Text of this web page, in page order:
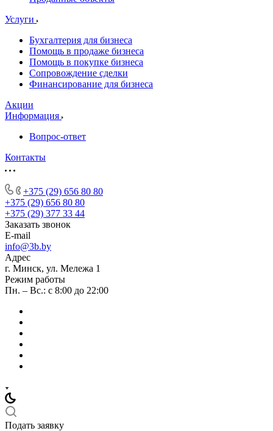
Услуги
Бухгалтерия для бизнеса
Помощь в продаже бизнеса
Помощь в покупке бизнеса
Сопровождение сделки
Финансирование для бизнеса
Акции
Информация
Вопрос-ответ
Контакты
+375 (29) 656 80 80
+375 (29) 656 80 80
+375 (29) 377 33 44
Заказать звонок
E-mail
info@3b.by
Адрес
г. Минск, ул. Мележа 1
Режим работы
Пн. – Вс.: с 8:00 до 22:00
Подать заявку